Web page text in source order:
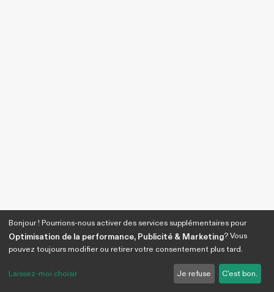
Bonjour ! Pourrions-nous activer des services supplémentaires pour
Optimisation de la performance, Publicité & Marketing? Vous
pouvez toujours modifier ou retirer votre consentement plus tard.
Laissez-moi choisir Je refuse C'est bon.